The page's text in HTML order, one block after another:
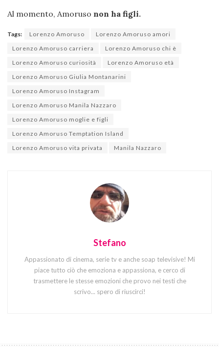
Al momento, Amoruso non ha figli.
Tags: Lorenzo Amoruso
Lorenzo Amoruso amori
Lorenzo Amoruso carriera
Lorenzo Amoruso chi è
Lorenzo Amoruso curiosità
Lorenzo Amoruso età
Lorenzo Amoruso Giulia Montanarini
Lorenzo Amoruso Instagram
Lorenzo Amoruso Manila Nazzaro
Lorenzo Amoruso moglie e figli
Lorenzo Amoruso Temptation Island
Lorenzo Amoruso vita privata
Manila Nazzaro
Stefano
Appassionato di cinema, serie tv e anche soap televisive! Mi
piace tutto ciò che emoziona e appassiona, e cerco di
trasmettere le stesse emozioni che provo nei testi che
scrivo... spero di riuscirci!